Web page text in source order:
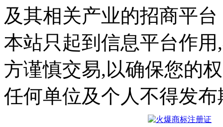
及其相关产业的招商平台
本站只起到信息平台作
方谨慎交易,以确保您的
任何单位及个人不得发